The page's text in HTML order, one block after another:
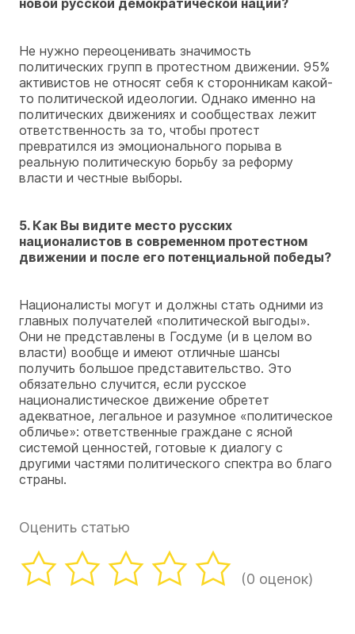
новой русской демократической нации?
Не нужно переоценивать значимость
политических групп в протестном движении. 95%
активистов не относят себя к сторонникам какой-
то политической идеологии. Однако именно на
политических движениях и сообществах лежит
ответственность за то, чтобы протест
превратился из эмоционального порыва в
реальную политическую борьбу за реформу
власти и честные выборы.
5. Как Вы видите место русских
националистов в современном протестном
движении и после его потенциальной победы?
Националисты могут и должны стать одними из
главных получателей «политической выгоды».
Они не представлены в Госдуме (и в целом во
власти) вообще и имеют отличные шансы
получить большое представительство. Это
обязательно случится, если русское
националистическое движение обретет
адекватное, легальное и разумное «политическое
обличье»: ответственные граждане с ясной
системой ценностей, готовые к диалогу с
другими частями политического спектра во благо
страны.
Оценить статью
(0 оценок)